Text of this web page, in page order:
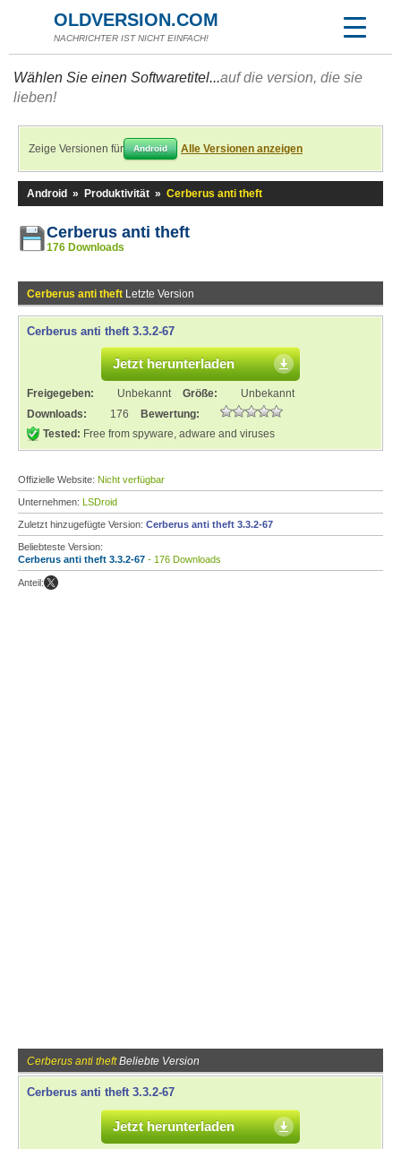
OLDVERSION.COM
NACHRICHTER IST NICHT EINFACH!
Wählen Sie einen Softwaretitel...auf die version, die sie
lieben!
Zeige Versionen für Android Alle Versionen anzeigen
Android » Produktivität » Cerberus anti theft
Cerberus anti theft
176 Downloads
Cerberus anti theft Letzte Version
Cerberus anti theft 3.3.2-67
Jetzt herunterladen
Freigegeben: Unbekannt Größe:
Unbekannt
Downloads:
176
Bewertung:
Tested: Free from spyware, adware and viruses
Offizielle Website: Nicht verfügbar
Unternehmen: LSDroid
Zuletzt hinzugefügte Version: Cerberus anti theft 3.3.2-67
Beliebteste Version:
Cerberus anti theft 3.3.2-67 - 176 Downloads
Anteil:
Cerberus anti theftBeliebte Version
Cerberus anti theft 3.3.2-67
Jetzt herunterladen